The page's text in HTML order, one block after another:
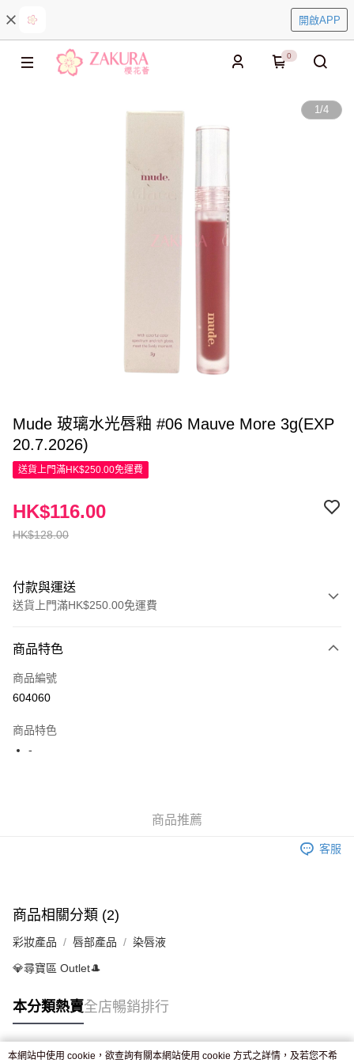
開啟APP
0
1/4
Mude 玻璃水光唇釉 #06 Mauve More 3g(EXP
20.7.2026)
送貨上門滿HK$250.00免運費
HK$128.00
HK$116.00
付款與運送
送貨上門滿HK$250.00免運費
信用卡
Apple Pay
JD京東物流，訂單確認發貨後2-4個工作天送達
商品特色
商品編號
604060
商品特色
-
商品推薦
客服
商品相關分類 (2)
彩妝產品 唇部產品 染唇液
💎尋寶區 Outlet🎩
本分類熱賣全店暢銷排行
本網站中使用 cookie，欲查詢有關本網站使用 cookie 方式之詳情，及若您不希